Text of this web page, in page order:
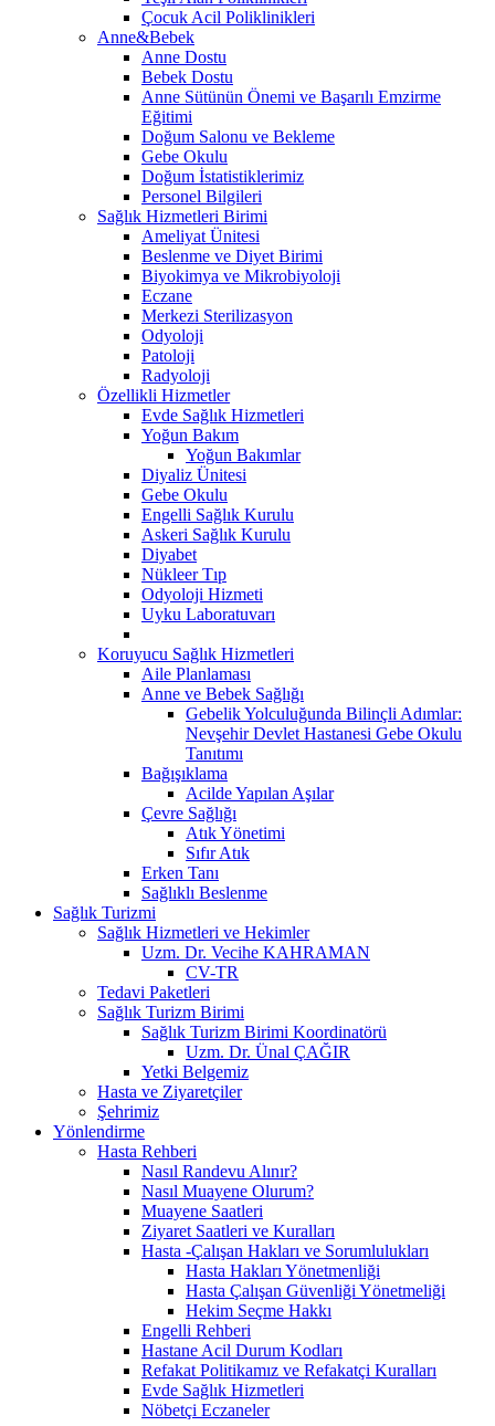
Çocuk Acil Poliklinikleri
Anne&Bebek
Anne Dostu
Bebek Dostu
Anne Sütünün Önemi ve Başarılı Emzirme
Eğitimi
Doğum Salonu ve Bekleme
Gebe Okulu
Doğum İstatistiklerimiz
Personel Bilgileri
Sağlık Hizmetleri Birimi
Ameliyat Ünitesi
Beslenme ve Diyet Birimi
Biyokimya ve Mikrobiyoloji
Eczane
Merkezi Sterilizasyon
Odyoloji
Patoloji
Radyoloji
Özellikli Hizmetler
Evde Sağlık Hizmetleri
Yoğun Bakım
Yoğun Bakımlar
Diyaliz Ünitesi
Gebe Okulu
Engelli Sağlık Kurulu
Askeri Sağlık Kurulu
Diyabet
Nükleer Tıp
Odyoloji Hizmeti
Uyku Laboratuvarı
Koruyucu Sağlık Hizmetleri
Aile Planlaması
Anne ve Bebek Sağlığı
Gebelik Yolculuğunda Bilinçli Adımlar:
Nevşehir Devlet Hastanesi Gebe Okulu
Tanıtımı
Bağışıklama
Acilde Yapılan Aşılar
Çevre Sağlığı
Atık Yönetimi
Sıfır Atık
Erken Tanı
Sağlıklı Beslenme
Sağlık Turizmi
Sağlık Hizmetleri ve Hekimler
Uzm. Dr. Vecihe KAHRAMAN
CV-TR
Tedavi Paketleri
Sağlık Turizm Birimi
Sağlık Turizm Birimi Koordinatörü
Uzm. Dr. Ünal ÇAĞIR
Yetki Belgemiz
Hasta ve Ziyaretçiler
Şehrimiz
Yönlendirme
Hasta Rehberi
Nasıl Randevu Alınır?
Nasıl Muayene Olurum?
Muayene Saatleri
Ziyaret Saatleri ve Kuralları
Hasta -Çalışan Hakları ve Sorumlulukları
Hasta Hakları Yönetmenliği
Hasta Çalışan Güvenliği Yönetmeliği
Hekim Seçme Hakkı
Engelli Rehberi
Hastane Acil Durum Kodları
Refakat Politikamız ve Refakatçi Kuralları
Evde Sağlık Hizmetleri
Nöbetçi Eczaneler